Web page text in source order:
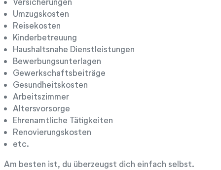
Umzugskosten
Reisekosten
Kinderbetreuung
Haushaltsnahe Dienstleistungen
Bewerbungsunterlagen
Gewerkschaftsbeiträge
Gesundheitskosten
Arbeitszimmer
Altersvorsorge
Ehrenamtliche Tätigkeiten
Renovierungskosten
etc.
Am besten ist, du überzeugst dich einfach selbst.